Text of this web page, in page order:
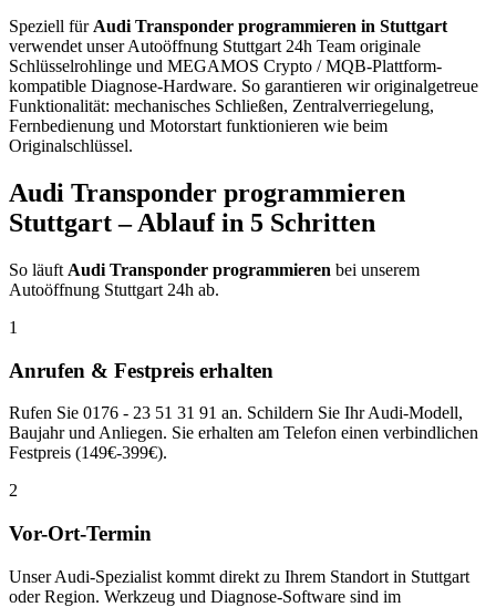
Speziell für Audi Transponder programmieren in Stuttgart
verwendet unser Autoöffnung Stuttgart 24h Team originale
Schlüsselrohlinge und MEGAMOS Crypto / MQB-Plattform-
kompatible Diagnose-Hardware. So garantieren wir originalgetreue
Funktionalität: mechanisches Schließen, Zentralverriegelung,
Fernbedienung und Motorstart funktionieren wie beim
Originalschlüssel.
Audi Transponder programmieren
Stuttgart – Ablauf in 5 Schritten
So läuft Audi Transponder programmieren bei unserem
Autoöffnung Stuttgart 24h ab.
1
Anrufen & Festpreis erhalten
Rufen Sie 0176 - 23 51 31 91 an. Schildern Sie Ihr Audi-Modell,
Baujahr und Anliegen. Sie erhalten am Telefon einen verbindlichen
Festpreis (149€-399€).
2
Vor-Ort-Termin
Unser Audi-Spezialist kommt direkt zu Ihrem Standort in Stuttgart
oder Region. Werkzeug und Diagnose-Software sind im